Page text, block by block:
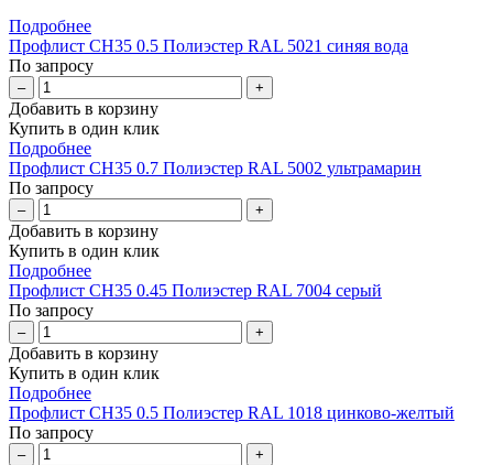
Подробнее
Профлист СН35 0.5 Полиэстер RAL 5021 синяя вода
По запросу
– +
Добавить в корзину
Купить в один клик
Подробнее
Профлист СН35 0.7 Полиэстер RAL 5002 ультрамарин
По запросу
– +
Добавить в корзину
Купить в один клик
Подробнее
Профлист СН35 0.45 Полиэстер RAL 7004 серый
По запросу
– +
Добавить в корзину
Купить в один клик
Подробнее
Профлист СН35 0.5 Полиэстер RAL 1018 цинково-желтый
По запросу
– +